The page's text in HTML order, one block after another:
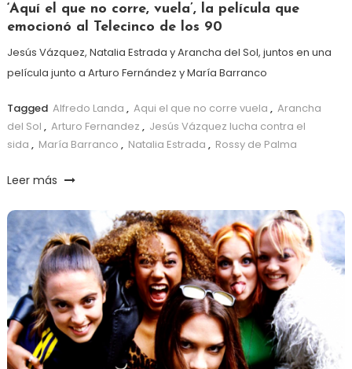
‘Aquí el que no corre, vuela’, la película que
emocionó al Telecinco de los 90
Jesús Vázquez, Natalia Estrada y Arancha del Sol, juntos en una
película junto a Arturo Fernández y María Barranco
Tagged Alfredo Landa , Aqui el que no corre vuela , Arancha
del Sol , Arturo Fernandez , Jesús Vázquez lucha contra el
sida , María Barranco , Natalia Estrada , Rossy de Palma
Leer más